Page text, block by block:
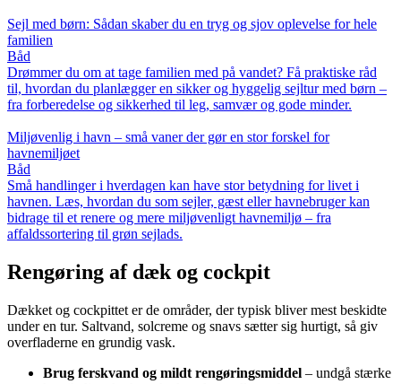
Sejl med børn: Sådan skaber du en tryg og sjov oplevelse for hele
familien
Båd
Drømmer du om at tage familien med på vandet? Få praktiske råd
til, hvordan du planlægger en sikker og hyggelig sejltur med børn –
fra forberedelse og sikkerhed til leg, samvær og gode minder.
Miljøvenlig i havn – små vaner der gør en stor forskel for
havnemiljøet
Båd
Små handlinger i hverdagen kan have stor betydning for livet i
havnen. Læs, hvordan du som sejler, gæst eller havnebruger kan
bidrage til et renere og mere miljøvenligt havnemiljø – fra
affaldssortering til grøn sejlads.
Rengøring af dæk og cockpit
Dækket og cockpittet er de områder, der typisk bliver mest beskidte
under en tur. Saltvand, solcreme og snavs sætter sig hurtigt, så giv
overfladerne en grundig vask.
Brug ferskvand og mildt rengøringsmiddel – undgå stærke